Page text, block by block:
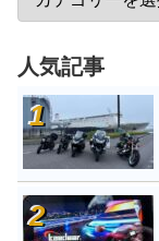
人気記事